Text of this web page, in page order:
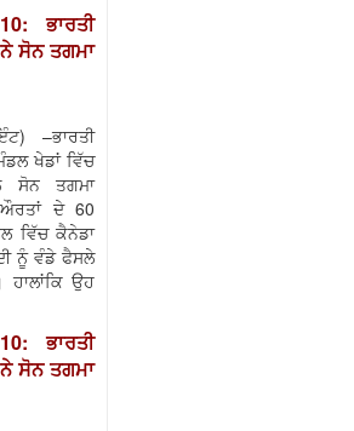
ਭਾਰਤੀ
ਸੋਨ ਤਗਮਾ
–ਭਾਰਤੀ
ਖੇਡਾਂ ਵਿੱਚ
ਸੋਨ ਤਗਮਾ
ਦੇ 60
ਵਿੱਚ ਕੈਨੇਡਾ
ਨੂੰ ਵੰਡੇ ਫੈਸਲੇ
ਹਾਲਾਂਕਿ ਉਹ
ਭਾਰਤੀ
ਸੋਨ ਤਗਮਾ